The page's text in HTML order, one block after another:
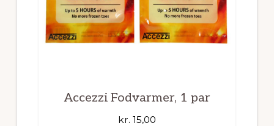
Accezzi Fodvarmer, 1 par
kr. 15,00